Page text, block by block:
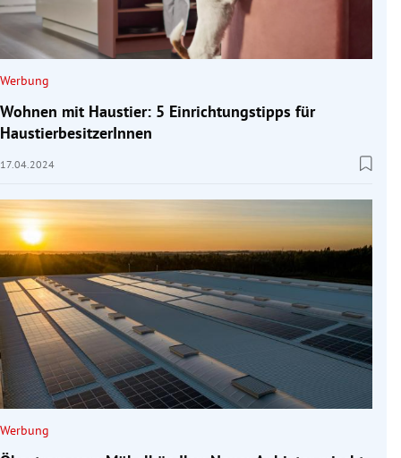
Werbung
Wohnen mit Haustier: 5 Einrichtungstipps für
HaustierbesitzerInnen
17.04.2024
Werbung